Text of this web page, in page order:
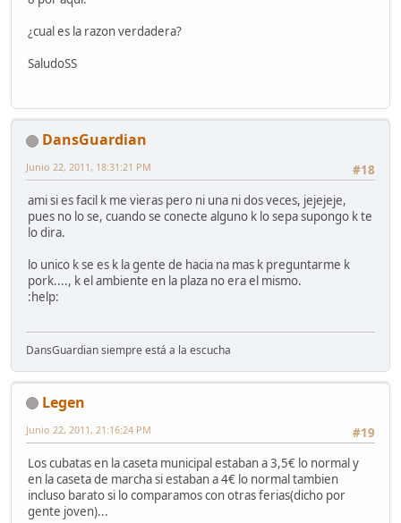
¿cual es la razon verdadera?
SaludoSS
DansGuardian
#18
Junio 22, 2011, 18:31:21 PM
ami si es facil k me vieras pero ni una ni dos veces, jejejeje,
pues no lo se, cuando se conecte alguno k lo sepa supongo k te
lo dira.
lo unico k se es k la gente de hacia na mas k preguntarme k
pork...., k el ambiente en la plaza no era el mismo.
:help:
DansGuardian siempre está a la escucha
Legen
#19
Junio 22, 2011, 21:16:24 PM
Los cubatas en la caseta municipal estaban a 3,5€ lo normal y
en la caseta de marcha si estaban a 4€ lo normal tambien
incluso barato si lo comparamos con otras ferias(dicho por
gente joven)...